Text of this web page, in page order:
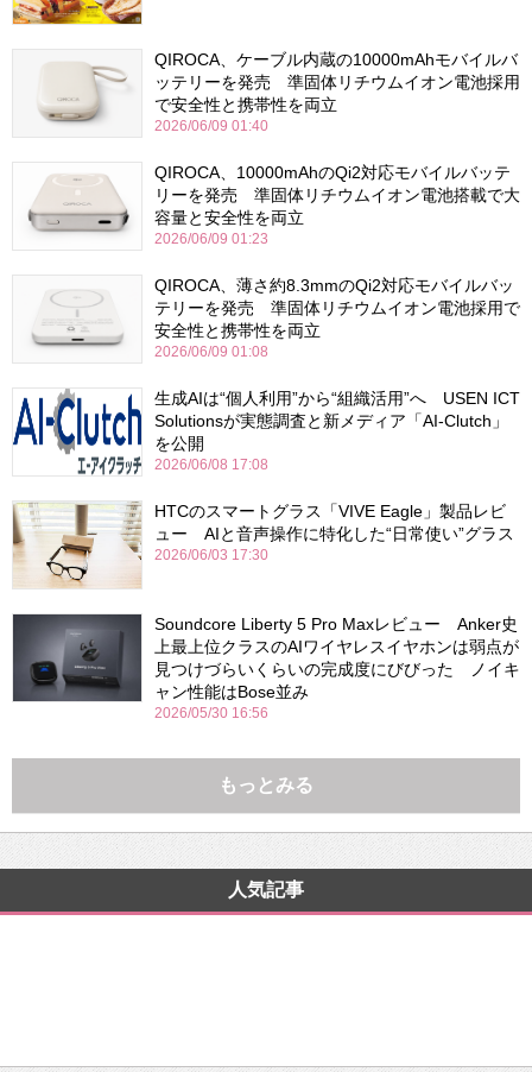
QIROCA、ケーブル内蔵の10000mAhモバイルバ
ッテリーを発売 準固体リチウムイオン電池採用
で安全性と携帯性を両立
2026/06/09 01:40
QIROCA、10000mAhのQi2対応モバイルバッテ
リーを発売 準固体リチウムイオン電池搭載で大
容量と安全性を両立
2026/06/09 01:23
QIROCA、薄さ約8.3mmのQi2対応モバイルバッ
テリーを発売 準固体リチウムイオン電池採用で
安全性と携帯性を両立
2026/06/09 01:08
生成AIは“個人利用”から“組織活用”へ USEN ICT
Solutionsが実態調査と新メディア「AI-Clutch」
を公開
2026/06/08 17:08
HTCのスマートグラス「VIVE Eagle」製品レビ
ュー AIと音声操作に特化した“日常使い”グラス
2026/06/03 17:30
Soundcore Liberty 5 Pro Maxレビュー Anker史
上最上位クラスのAIワイヤレスイヤホンは弱点が
見つけづらいくらいの完成度にびびった ノイキ
ャン性能はBose並み
2026/05/30 16:56
もっとみる
人気記事